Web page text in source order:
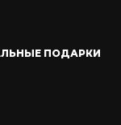
ПОДАРКИ